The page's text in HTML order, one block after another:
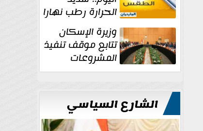
الحرارة رطب نهارا
مائل للحرارة رطب
ليلا.. و... وزيرة الإسكان
تتابع موقف تنفيذ
المشروعات
والخطة
للتعميرالشارع السياسي